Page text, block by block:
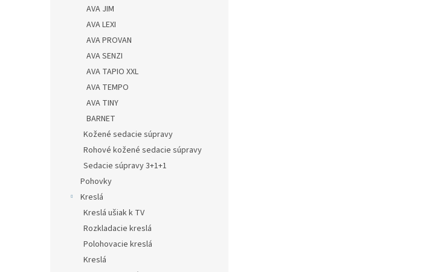
AVA JIM
AVA LEXI
AVA PROVAN
AVA SENZI
AVA TAPIO XXL
AVA TEMPO
AVA TINY
BARNET
Kožené sedacie súpravy
Rohové kožené sedacie súpravy
Sedacie súpravy 3+1+1
Pohovky
Kreslá
Kreslá ušiak k TV
Rozkladacie kreslá
Polohovacie kreslá
Kreslá